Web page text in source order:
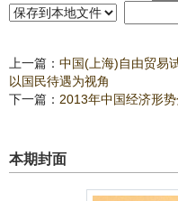
上一篇： 中国(上海)自由贸易
以国民待遇为视角
下一篇： 2013年中国经济形
本期封面